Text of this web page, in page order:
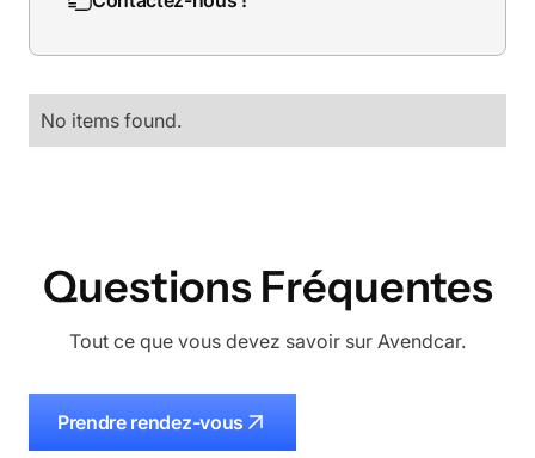
No items found.
Questions Fréquentes
Tout ce que vous devez savoir sur Avendcar.
Prendre rendez-vous